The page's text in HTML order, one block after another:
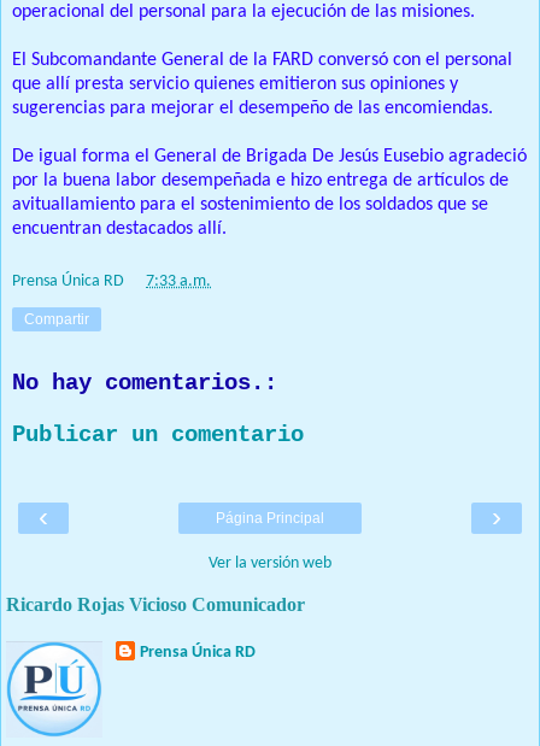
operacional del personal para la ejecución de las misiones.
El Subcomandante General de la FARD conversó con el personal
que allí presta servicio quienes emitieron sus opiniones y
sugerencias para mejorar el desempeño de las encomiendas.
De igual forma el General de Brigada De Jesús Eusebio agradeció
por la buena labor desempeñada e hizo entrega de artículos de
avituallamiento para el sostenimiento de los soldados que se
encuentran destacados allí.
Prensa Única RD 7:33 a.m.
Compartir
No hay comentarios.:
Publicar un comentario
‹ ›
Página Principal
Ver la versión web
Ricardo Rojas Vicioso Comunicador
Prensa Única RD